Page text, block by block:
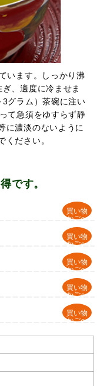
います。しっかり沸
、適度に冷ませま
グラム）茶碗に注い
て急須をゆすらず静
に濃淡のないように
ください。
です。
買い物
かごへ
買い物
かごへ
買い物
かごへ
買い物
かごへ
買い物
かごへ